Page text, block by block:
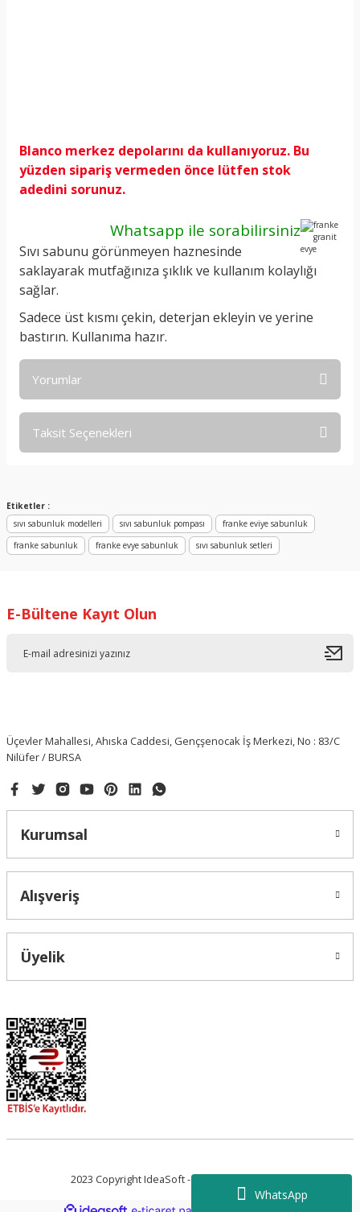
WhatsApp
Blanco merkez depolarını da kullanıyoruz. Bu
yüzden sipariş vermeden önce lütfen stok
adedini sorunuz.
Whatsapp ile sorabilirsiniz
Sıvı sabunu görünmeyen haznesinde
saklayarak mutfağınıza şıklık ve kullanım kolaylığı
sağlar.
Sadece üst kısmı çekin, deterjan ekleyin ve yerine
bastırın. Kullanıma hazır.
Yorumlar
Taksit Seçenekleri
Etiketler :
sıvı sabunluk modelleri
sıvı sabunluk pompası
franke eviye sabunluk
franke sabunluk
franke evye sabunluk sıvı sabunluk setleri
E-Bültene Kayıt Olun
Üçevler Mahallesi, Ahıska Caddesi, Gençşenocak İş Merkezi, No : 83/C
Nilüfer / BURSA
Kurumsal
Alışveriş
Üyelik
2023 Copyright IdeaSoft - Tüm Hakları Saklıdır.
ideasoft